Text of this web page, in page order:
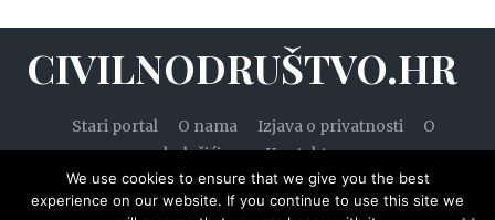
CIVILNODRUŠTVO.HR
Stari portal O nama Izjava o privatnosti
O
kolačićima
Kontakt
We use cookies to ensure that we give you the best
experience on our website. If you continue to use this site we